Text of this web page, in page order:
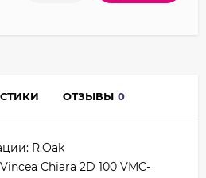
ОТЗЫВЫ 0
R.Oak
Chiara 2D 100 VMC-